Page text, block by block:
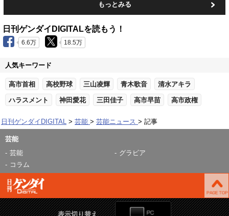
もっとみる
日刊ゲンダイDIGITALを読もう！
6.6万 18.5万
人気キーワード
高市首相 高校野球 三山凌輝 青木歌音 清水アキラ
ハラスメント 神田愛花 三田佳子 高市早苗 高市政権
日刊ゲンダイDIGITAL 芸能 芸能ニュース 記事
芸能
芸能
グラビア
コラム
表示切り替え